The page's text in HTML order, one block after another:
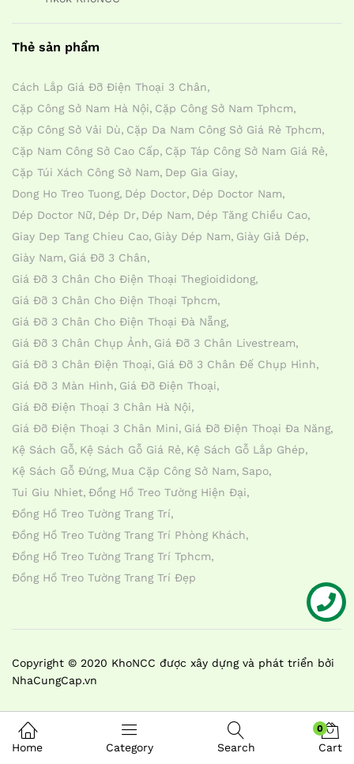
Thẻ sản phẩm
Cách Lắp Giá Đỡ Điện Thoại 3 Chân
Cặp Công Sở Nam Hà Nội Cặp Công Sở Nam Tphcm
Cặp Công Sở Vải Dù Cặp Da Nam Công Sở Giá Rẻ Tphcm
Cặp Nam Công Sở Cao Cấp Cặp Táp Công Sở Nam Giá Rẻ
Cặp Túi Xách Công Sở Nam Dep Gia Giay
Dong Ho Treo Tuong Dép Doctor Dép Doctor Nam
Dép Doctor Nữ Dép Dr Dép Nam Dép Tăng Chiều Cao
Giay Dep Tang Chieu Cao Giày Dép Nam Giày Giả Dép
Giày Nam Giá Đỡ 3 Chân
Giá Đỡ 3 Chân Cho Điện Thoại Thegioididong
Giá Đỡ 3 Chân Cho Điện Thoại Tphcm
Giá Đỡ 3 Chân Cho Điện Thoại Đà Nẵng
Giá Đỡ 3 Chân Chụp Ảnh Giá Đỡ 3 Chân Livestream
Giá Đỡ 3 Chân Điện Thoại Giá Đỡ 3 Chân Đế Chụp Hình
Giá Đỡ 3 Màn Hình Giá Đỡ Điện Thoại
Giá Đỡ Điện Thoại 3 Chân Hà Nội
Giá Đỡ Điện Thoại 3 Chân Mini Giá Đỡ Điện Thoại Đa Năng
Kệ Sách Gỗ Kệ Sách Gỗ Giá Rẻ Kệ Sách Gỗ Lắp Ghép
Kệ Sách Gỗ Đứng Mua Cặp Công Sở Nam Sapo
Tui Giu Nhiet Đồng Hồ Treo Tường Hiện Đại
Đồng Hồ Treo Tường Trang Trí
Đồng Hồ Treo Tường Trang Trí Phòng Khách
Đồng Hồ Treo Tường Trang Trí Tphcm
Đồng Hồ Treo Tường Trang Trí Đẹp
Copyright © 2020 KhoNCC được xây dựng và phát triển bởi
NhaCungCap.vn
Home Category Search
0
Cart
Liên hệ